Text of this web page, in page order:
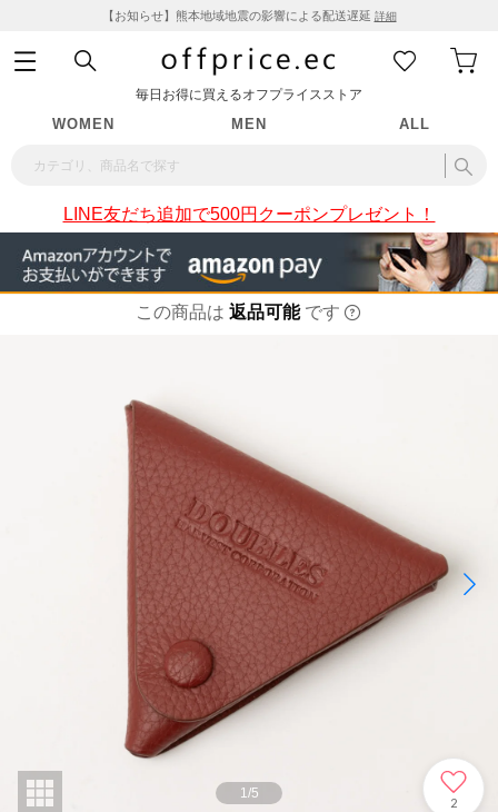
【お知らせ】熊本地域地震の影響による配送遅延 詳細
毎日お得に買えるオフプライスストア
WOMEN MEN ALL
LINE友だち追加で500円クーポンプレゼント！
この商品は 返品可能 です
1/5
2